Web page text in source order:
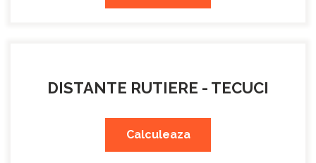
DISTANTE RUTIERE - TECUCI
Calculeaza